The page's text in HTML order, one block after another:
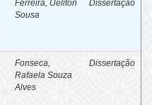
Ferreira, Ueliton
Sousa
Dissertação
Fonseca,
Rafaela Souza
Alves
Dissertação